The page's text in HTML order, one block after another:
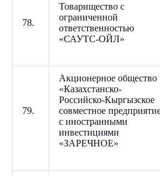
78.
Товарищество с
ограниченной
ответственностью
«САУТС-ОЙЛ»
79.
Акционерное общество
«Казахстанско-
Российско-Кыргызское
совместное
с иностранными
инвестициями
«ЗАРЕЧНОЕ»